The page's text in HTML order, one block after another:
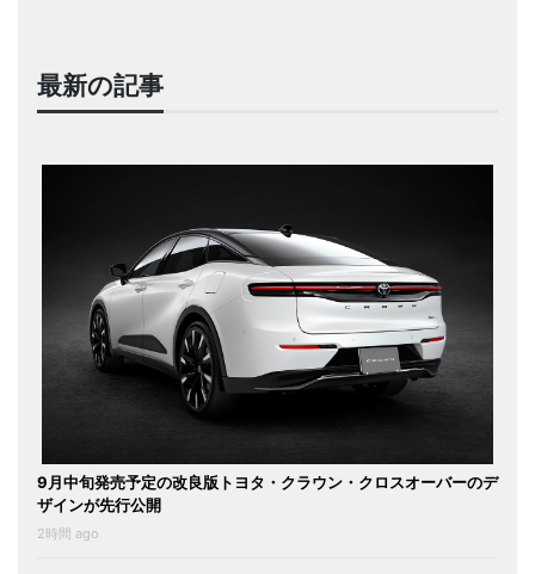
最新の記事
9月中旬発売予定の改良版トヨタ・クラウン・クロスオーバーのデ
ザインが先行公開
2時間 ago